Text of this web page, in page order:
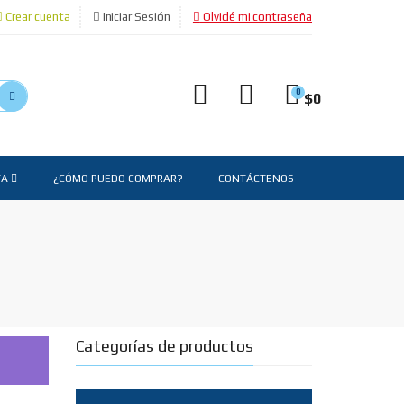
Crear cuenta Iniciar Sesión Olvidé mi contraseña
0 $0
¿CÓMO PUEDO COMPRAR? CONTÁCTENOS
Categorías de productos